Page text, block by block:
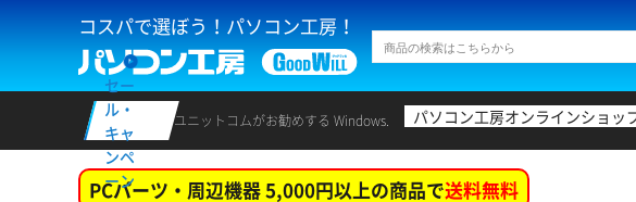
コスパで選ぼう！パソコン工房！
セー
ル・
キャ
ンペ
ーン
ユニットコムがお勧めする Windows. パソコン工房オンラインショッ
PCパーツ・周辺機器 5,000円以上の商品で送料無料